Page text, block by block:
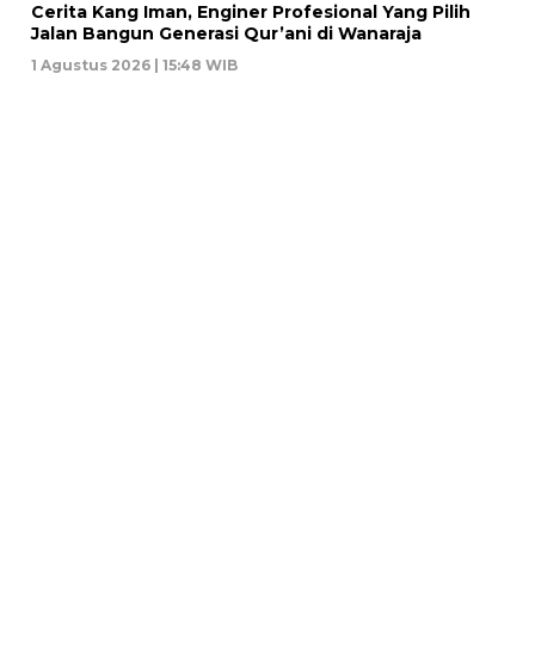
Cerita Kang Iman, Enginer Profesional Yang Pilih
Jalan Bangun Generasi Qur’ani di Wanaraja
1 Agustus 2026 | 15:48 WIB